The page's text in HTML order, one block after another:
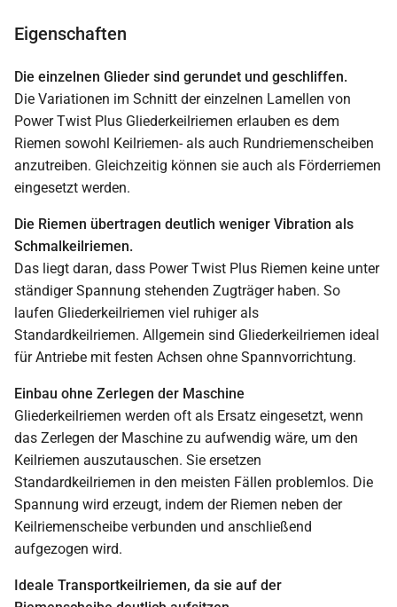
Eigenschaften
Die einzelnen Glieder sind gerundet und geschliffen.
Die Variationen im Schnitt der einzelnen Lamellen von
Power Twist Plus Gliederkeilriemen erlauben es dem
Riemen sowohl Keilriemen- als auch Rundriemenscheiben
anzutreiben. Gleichzeitig können sie auch als Förderriemen
eingesetzt werden.
Die Riemen übertragen deutlich weniger Vibration als
Schmalkeilriemen.
Das liegt daran, dass Power Twist Plus Riemen keine unter
ständiger Spannung stehenden Zugträger haben. So
laufen Gliederkeilriemen viel ruhiger als
Standardkeilriemen. Allgemein sind Gliederkeilriemen ideal
für Antriebe mit festen Achsen ohne Spannvorrichtung.
Einbau ohne Zerlegen der Maschine
Gliederkeilriemen werden oft als Ersatz eingesetzt, wenn
das Zerlegen der Maschine zu aufwendig wäre, um den
Keilriemen auszutauschen. Sie ersetzen
Standardkeilriemen in den meisten Fällen problemlos. Die
Spannung wird erzeugt, indem der Riemen neben der
Keilriemenscheibe verbunden und anschließend
aufgezogen wird.
Ideale Transportkeilriemen, da sie auf der